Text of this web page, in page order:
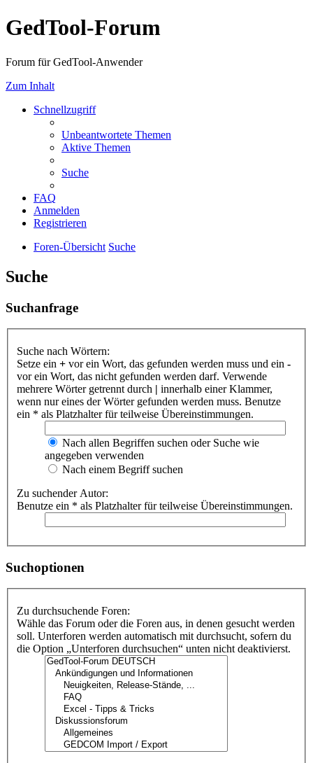
GedTool-Forum
Forum für GedTool-Anwender
Zum Inhalt
Schnellzugriff
Unbeantwortete Themen
Aktive Themen
Suche
FAQ
Anmelden
Registrieren
Foren-Übersicht Suche
Suche
Suchanfrage
Suche nach Wörtern:
Setze ein + vor ein Wort, das gefunden werden muss und ein -
vor ein Wort, das nicht gefunden werden darf. Verwende
mehrere Wörter getrennt durch | innerhalb einer Klammer,
wenn nur eines der Wörter gefunden werden muss. Benutze
ein * als Platzhalter für teilweise Übereinstimmungen.
Nach allen Begriffen suchen oder Suche wie
angegeben verwenden
Nach einem Begriff suchen
Zu suchender Autor:
Benutze ein * als Platzhalter für teilweise Übereinstimmungen.
Suchoptionen
Zu durchsuchende Foren:
Wähle das Forum oder die Foren aus, in denen gesucht werden
soll. Unterforen werden automatisch mit durchsucht, sofern du
die Option „Unterforen durchsuchen“ unten nicht deaktivierst.